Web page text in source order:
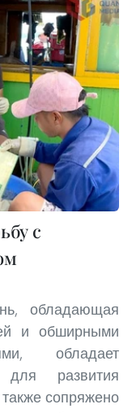
с
обладающая
и обширными
обладает
для развития
сопряжено